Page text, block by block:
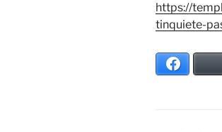
https://
tinquiete-